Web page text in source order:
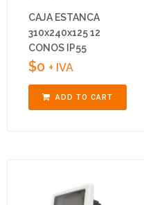
CAJA ESTANCA
310x240x125 12
CONOS IP55
$0 + IVA
ADD TO CART